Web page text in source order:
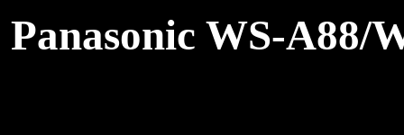
Panasonic WS-A88/